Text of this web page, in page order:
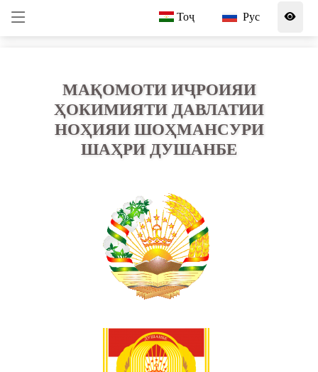
Тоҷ Рус
МАҚОМОТИ ИҶРОИЯИ
ҲОКИМИЯТИ ДАВЛАТИИ
НОҲИЯИ ШОҲМАНСУРИ
ШАҲРИ ДУШАНБЕ